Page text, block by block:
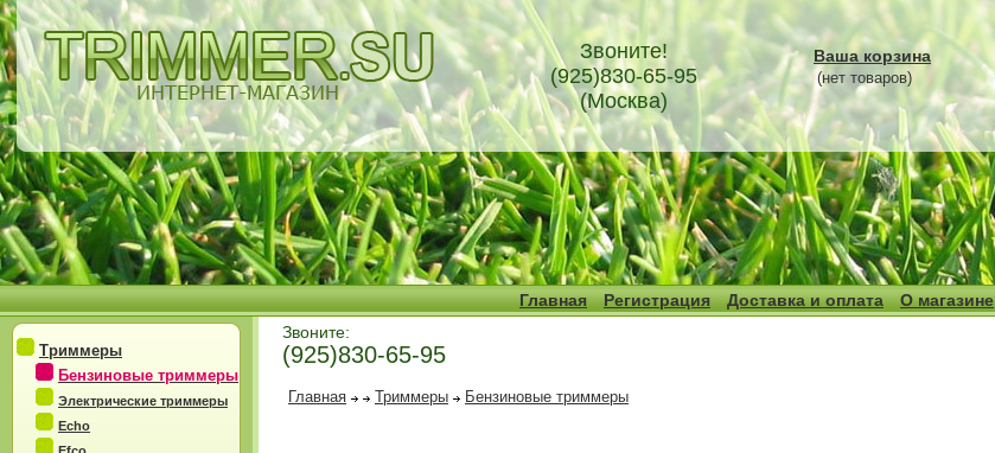
Звоните!
(925)830-65-95
(Москва)
Ваша корзина
(нет товаров)
Главная Регистрация Доставка и оплата О магазине
Триммеры
Бензиновые триммеры
Электрические триммеры
Echo
Звоните:
(925)830-65-95
Главная Триммеры Бензиновые триммеры